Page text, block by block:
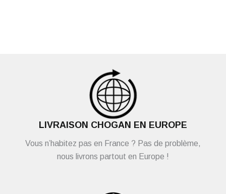
LIVRAISON CHOGAN EN EUROPE
Vous n’habitez pas en France ? Pas de problème,
nous livrons partout en Europe !